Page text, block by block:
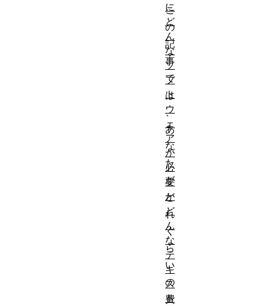
こ
の
記
事
で
は
、
あ
な
た
が
ど
れ
く
ら
い
の
費
に
ど
ん
な
ソ
フ
ト
ウ
ェ
ア
が
必
要
か
ど
ん
な
テ
キ
ス
ト